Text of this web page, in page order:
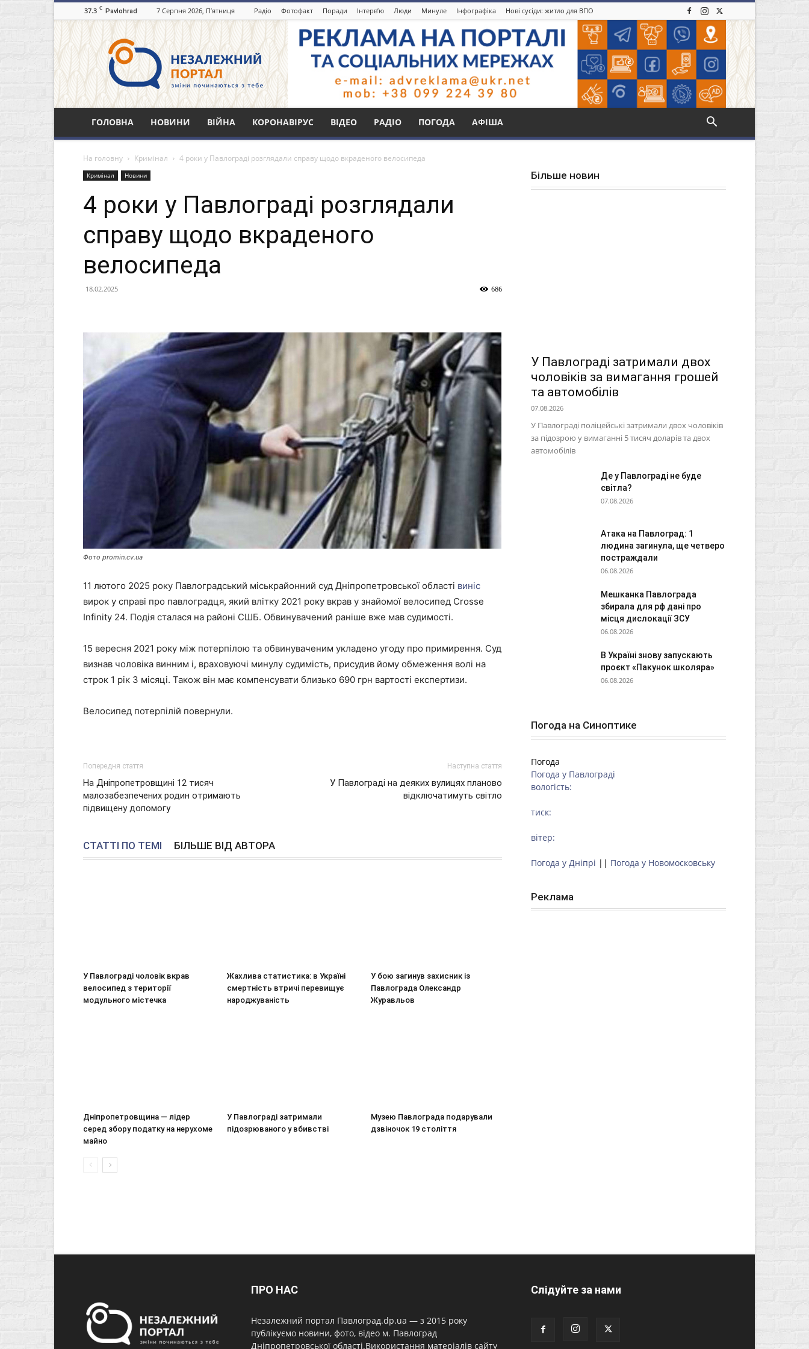
37.3 C Pavlohrad 7 Серпня 2026, П’ятниця Радіо Фотофакт Поради Інтерв’ю Люди Минуле Інфографіка Нові сусіди: житло для ВПО
Незалежний
портал
Павлоград.dp.ua
ГОЛОВНА НОВИНИ ВІЙНА КОРОНАВІРУС ВІДЕО РАДІО ПОГОДА АФІША
На головну Кримінал 4 роки у Павлограді розглядали справу щодо вкраденого велосипеда
Кримінал Новини
4 роки у Павлограді розглядали
справу щодо вкраденого
велосипеда
18.02.2025 686
Фото promin.cv.ua
11 лютого 2025 року Павлоградський міськрайонний суд Дніпропетровської області виніс
вирок у справі про павлоградця, який влітку 2021 року вкрав у знайомої велосипед Crosse
Infinity 24. Подія сталася на районі СШБ. Обвинувачений раніше вже мав судимості.
15 вересня 2021 року між потерпілою та обвинуваченим укладено угоду про примирення. Суд
визнав чоловіка винним і, враховуючі минулу судимість, присудив йому обмеження волі на
строк 1 рік 3 місяці. Також він має компенсувати близько 690 грн вартості експертизи.
Велосипед потерпілій повернули.
Попередня стаття
На Дніпропетровщині 12 тисяч
малозабезпечених родин отримають
підвищену допомогу
Наступна стаття
У Павлограді на деяких вулицях планово
відключатимуть світло
СТАТТІ ПО ТЕМІ БІЛЬШЕ ВІД АВТОРА
У Павлограді чоловік вкрав
велосипед з території
модульного містечка
Жахлива статистика: в Україні
смертність втричі перевищує
народжуваність
У бою загинув захисник із
Павлограда Олександр
Журавльов
Дніпропетровщина ― лідер
серед збору податку на нерухоме
майно
У Павлограді затримали
підозрюваного у вбивстві
Музею Павлограда подарували
дзвіночок 19 століття
Більше новин
У Павлограді затримали двох
чоловіків за вимагання грошей
та автомобілів
07.08.2026
У Павлограді поліцейські затримали двох чоловіків
за підозрою у вимаганні 5 тисяч доларів та двох
автомобілів
Де у Павлограді не буде
світла?
07.08.2026
Атака на Павлоград: 1
людина загинула, ще четверо
постраждали
06.08.2026
Мешканка Павлограда
збирала для рф дані про
місця дислокації ЗСУ
06.08.2026
В Україні знову запускають
проєкт «Пакунок школяра»
06.08.2026
Погода на Синоптике
Погода
Погода у Павлограді
вологість:
тиск:
вітер:
Погода у Дніпрі || Погода у Новомосковську
Реклама
ПРО НАС
Незалежний портал Павлоград.dp.ua — з 2015 року
публікуємо новини, фото, відео м. Павлоград
Дніпропетровської області.Використання матеріалів сайту
Слідуйте за нами